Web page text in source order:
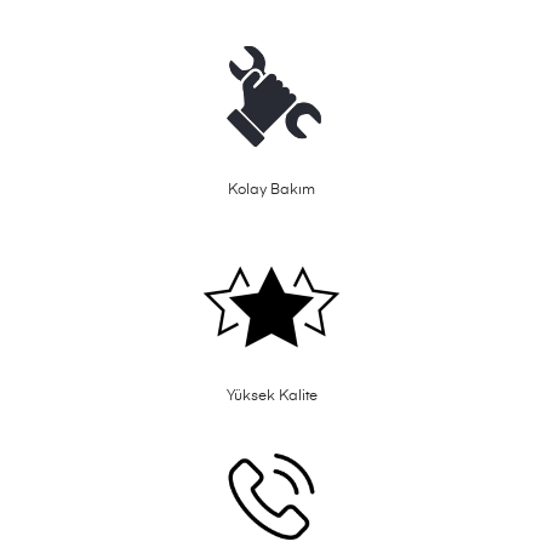
Kolay Bakım
Yüksek Kalite